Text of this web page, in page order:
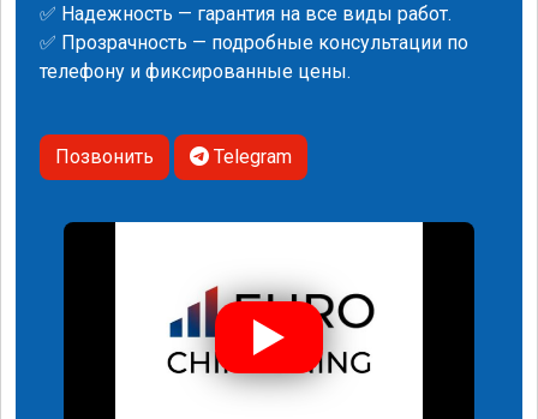
✅ Надежность — гарантия на все виды работ.
✅ Прозрачность — подробные консультации по
телефону и фиксированные цены.
Позвонить Telegram